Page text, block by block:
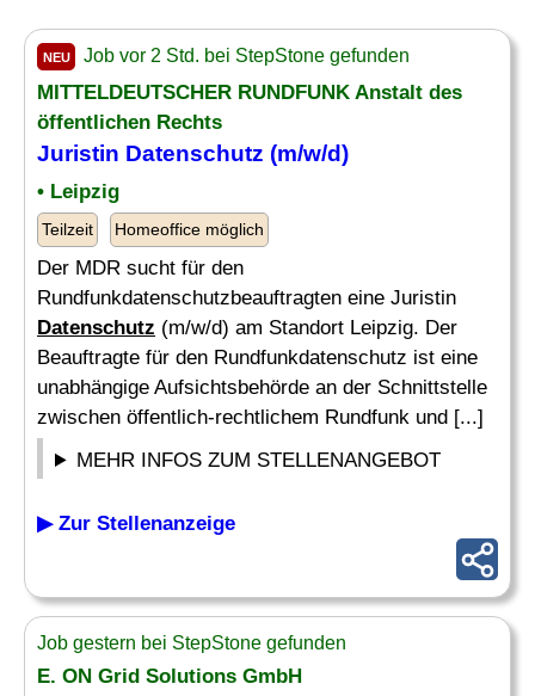
NEU Job vor 2 Std. bei StepStone gefunden
MITTELDEUTSCHER RUNDFUNK Anstalt des
öffentlichen Rechts
Juristin Datenschutz (m/w/d)
• Leipzig
Teilzeit Homeoffice möglich
Der MDR sucht für den
Rundfunkdatenschutzbeauftragten eine Juristin
Datenschutz (m/w/d) am Standort Leipzig. Der
Beauftragte für den Rundfunkdatenschutz ist eine
unabhängige Aufsichtsbehörde an der Schnittstelle
zwischen öffentlich-rechtlichem Rundfunk und [...]
MEHR INFOS ZUM STELLENANGEBOT
▶ Zur Stellenanzeige
Job gestern bei StepStone gefunden
E. ON Grid Solutions GmbH